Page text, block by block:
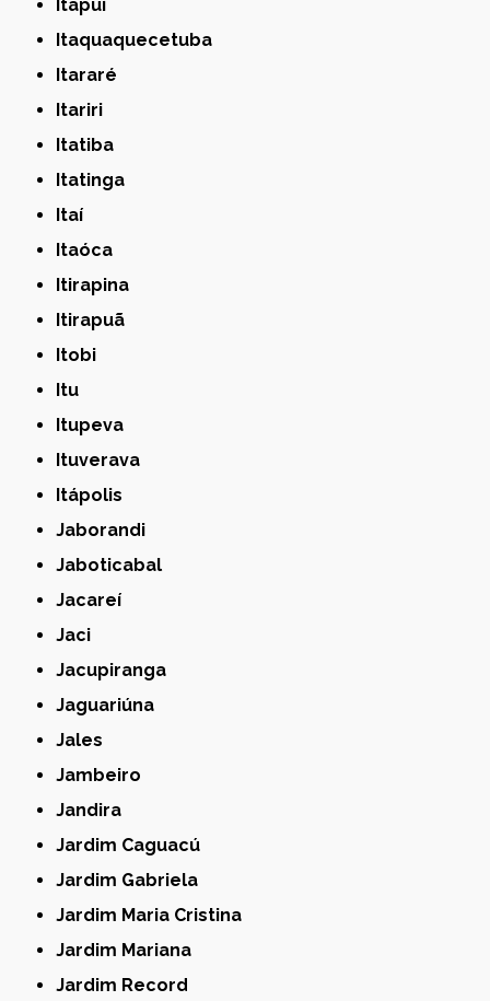
Itapuí
Itaquaquecetuba
Itararé
Itariri
Itatiba
Itatinga
Itaí
Itaóca
Itirapina
Itirapuã
Itobi
Itu
Itupeva
Ituverava
Itápolis
Jaborandi
Jaboticabal
Jacareí
Jaci
Jacupiranga
Jaguariúna
Jales
Jambeiro
Jandira
Jardim Caguacú
Jardim Gabriela
Jardim Maria Cristina
Jardim Mariana
Jardim Record